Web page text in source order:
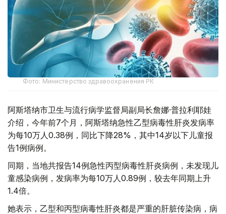
Фото: Министерство здравоохранения РК
阿斯塔纳市卫生与流行病学监督局副局长詹娜·普拉利耶娃
介绍，今年前7个月，阿斯塔纳急性乙型病毒性肝炎发病率
为每10万人0.38例，同比下降28%，其中14岁以下儿童报
告1例病例。
同期，当地共报告14例急性丙型病毒性肝炎病例，未发现儿
童感染病例，发病率为每10万人0.89例，较去年同期上升
1.4倍。
她表示，乙型和丙型病毒性肝炎都是严重的肝脏传染病，病